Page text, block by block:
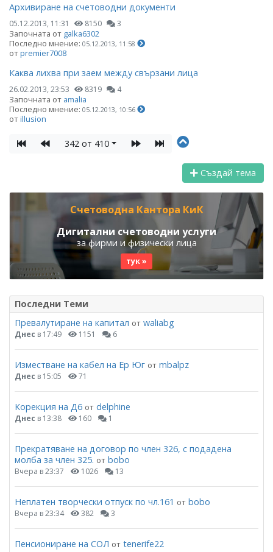
Архивиране на счетоводни документи
05.12.2013, 11:31 8150 3
Започната от galka6302
Последно мнение: 05.12.2013, 11:58
отpremier7008
Каква лихва при заем между свързани лица
26.02.2013, 23:53 8319 4
Започната от amalia
Последно мнение: 05.12.2013, 10:56
отillusion
342 от 410
Създай тема
Счетоводна Кантора КиК
Дигитални счетоводни услуги
за фирми и физически лица
тук »
Последни Теми
Превалутиране на капитал от waliabg
Днес в 17:49 1151 6
Изместване на кабел на Ер Юг от mbalpz
Днес в 15:05 71
Корекция на Д6 от delphine
Днес в 13:38 160 1
Прекратяване на договор по член 326, с подадена
молба за член 325. от bobo
Вчера в 23:37 1026 13
Неплатен творчески отпуск по чл.161 от bobo
Вчера в 23:34 382 3
Пенсиониране на СОЛ от tenerife22